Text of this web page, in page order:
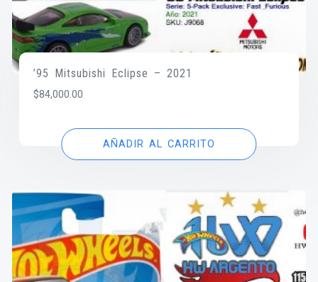
’95 Mitsubishi Eclipse – 2021
$84,000.00
AÑADIR AL CARRITO